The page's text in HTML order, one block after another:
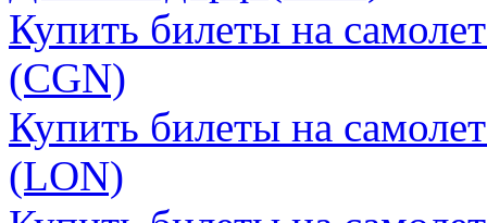
Купить билеты на
(CGN)
Купить билеты на
(LON)